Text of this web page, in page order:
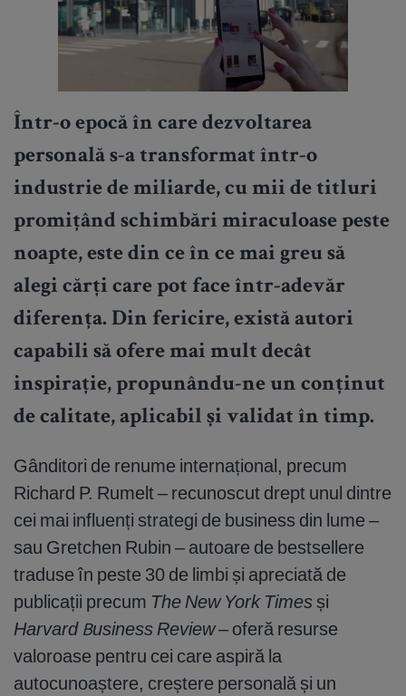
Într-o epocă în care dezvoltarea
personală s-a transformat într-o
industrie de miliarde, cu mii de titluri
promițând schimbări miraculoase peste
noapte, este din ce în ce mai greu să
alegi cărți care pot face într-adevăr
diferența. Din fericire, există autori
capabili să ofere mai mult decât
inspirație, propunându-ne un conținut
de calitate, aplicabil și validat în timp.
Gânditori de renume internațional, precum
Richard P. Rumelt – recunoscut drept unul dintre
cei mai influenți strategi de business din lume –
sau Gretchen Rubin – autoare de bestsellere
traduse în peste 30 de limbi și apreciată de
publicații precum The New York Times și
Harvard Business Review– oferă resurse
valoroase pentru cei care aspiră la
autocunoaștere, creștere personală și un